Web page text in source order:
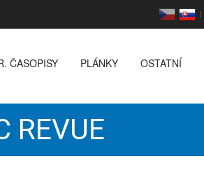
CS SK
ČASOPISY PLÁNKY OSTATNÍ
REVUE